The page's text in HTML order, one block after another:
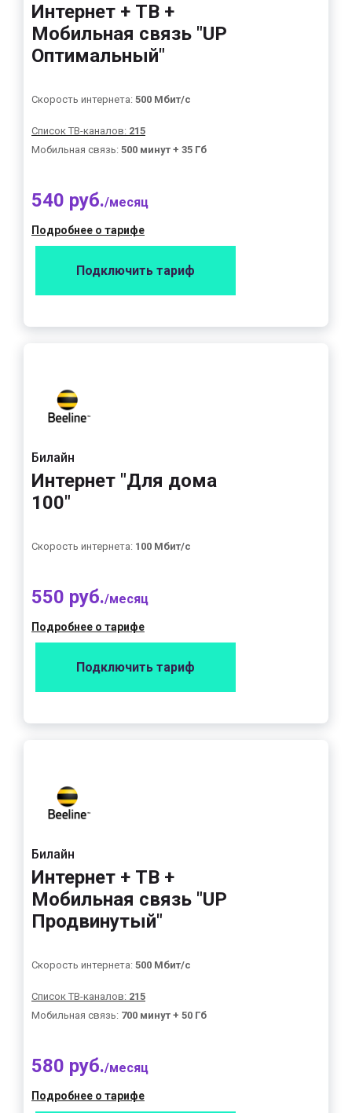
Интернет + ТВ +
Мобильная связь "UP
Оптимальный"
Скорость интернета: 500 Мбит/с
Список ТВ-каналов: 215
Мобильная связь: 500 минут + 35 Гб
540 руб./месяц
Подробнее о тарифе
Подключить тариф
Билайн
Интернет "Для дома
100"
Скорость интернета: 100 Мбит/с
550 руб./месяц
Подробнее о тарифе
Подключить тариф
Билайн
Интернет + ТВ +
Мобильная связь "UP
Продвинутый"
Скорость интернета: 500 Мбит/с
Список ТВ-каналов: 215
Мобильная связь: 700 минут + 50 Гб
580 руб./месяц
Подробнее о тарифе